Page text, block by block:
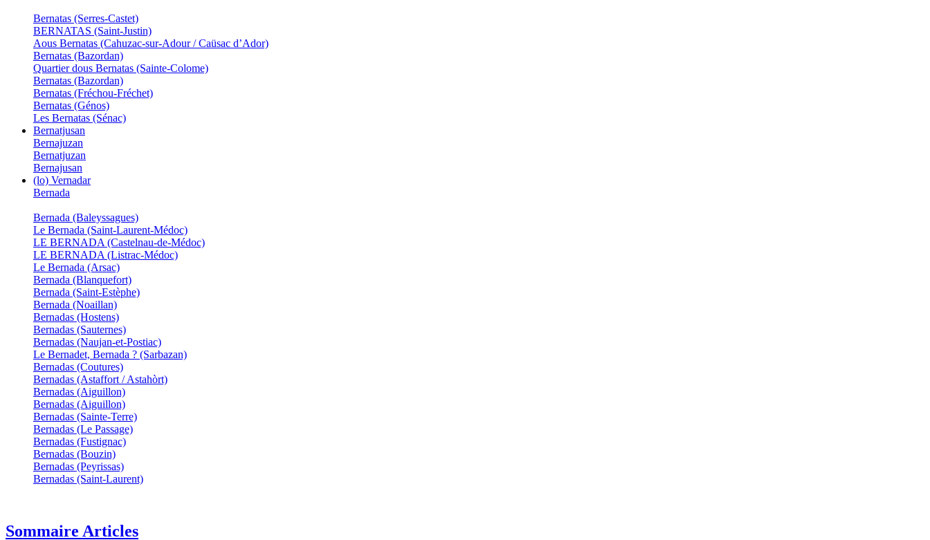
Bernatas (Serres-Castet)
BERNATAS (Saint-Justin)
Aous Bernatas (Cahuzac-sur-Adour / Caüsac d’Ador)
Bernatas (Bazordan)
Quartier dous Bernatas (Sainte-Colome)
Bernatas (Bazordan)
Bernatas (Fréchou-Fréchet)
Bernatas (Génos)
Les Bernatas (Sénac)
Bernatjusan
Bernajuzan
Bernatjuzan
Bernajusan
(lo) Vernadar
Bernada
Bernada (Baleyssagues)
Le Bernada (Saint-Laurent-Médoc)
LE BERNADA (Castelnau-de-Médoc)
LE BERNADA (Listrac-Médoc)
Le Bernada (Arsac)
Bernada (Blanquefort)
Bernada (Saint-Estèphe)
Bernada (Noaillan)
Bernadas (Hostens)
Bernadas (Sauternes)
Bernadas (Naujan-et-Postiac)
Le Bernadet, Bernada ? (Sarbazan)
Bernadas (Coutures)
Bernadas (Astaffort / Astahòrt)
Bernadas (Aiguillon)
Bernadas (Aiguillon)
Bernadas (Sainte-Terre)
Bernadas (Le Passage)
Bernadas (Fustignac)
Bernadas (Bouzin)
Bernadas (Peyrissas)
Bernadas (Saint-Laurent)
Sommaire Articles